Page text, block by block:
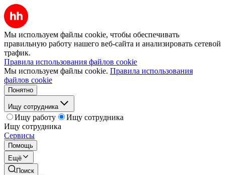
Мы используем файлы cookie, чтобы обеспечивать
правильную работу нашего веб-сайта и анализировать сетевой
трафик.
Правила использования файлов cookie
Мы используем файлы cookie. Правила использования
файлов cookie
Понятно
Ищу сотрудника
Ищу работу
Ищу сотрудника
Ищу сотрудника
Сервисы
Помощь
Ещё
Поиск